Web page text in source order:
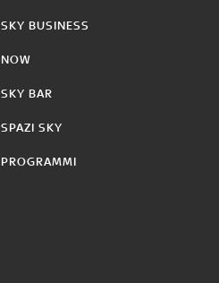
SKY BUSINESS
NOW
SKY BAR
SPAZI SKY
PROGRAMMI